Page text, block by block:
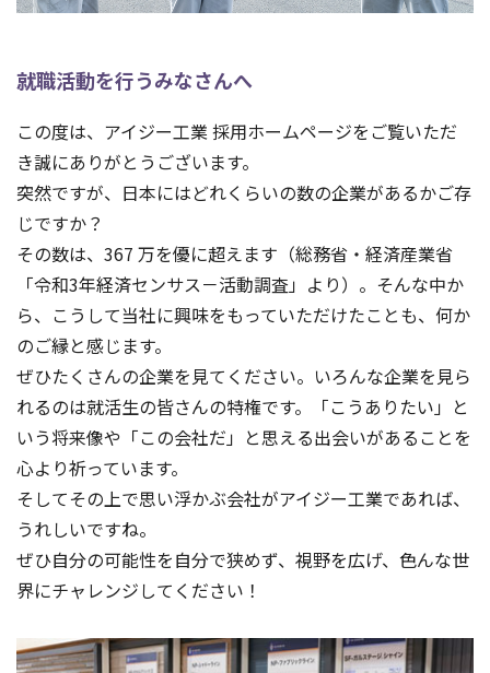
就職活動を行うみなさんへ
この度は、アイジー工業 採用ホームページをご覧いただ
き誠にありがとうございます。
突然ですが、日本にはどれくらいの数の企業があるかご存
じですか？
その数は、367 万を優に超えます（総務省・経済産業省
「令和3年経済センサス－活動調査」より）。そんな中か
ら、こうして当社に興味をもっていただけたことも、何か
のご縁と感じます。
ぜひたくさんの企業を見てください。いろんな企業を見ら
れるのは就活生の皆さんの特権です。「こうありたい」と
いう将来像や「この会社だ」と思える出会いがあることを
心より祈っています。
そしてその上で思い浮かぶ会社がアイジー工業であれば、
うれしいですね。
ぜひ自分の可能性を自分で狭めず、視野を広げ、色んな世
界にチャレンジしてください！